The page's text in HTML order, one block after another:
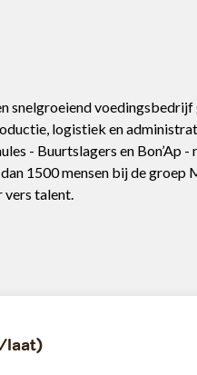
snelgroeiend voedingsbedrijf
logistiek en
- Buurtslagers en Bon’Ap -
1500 mensen bij de groep
talent.
laat)